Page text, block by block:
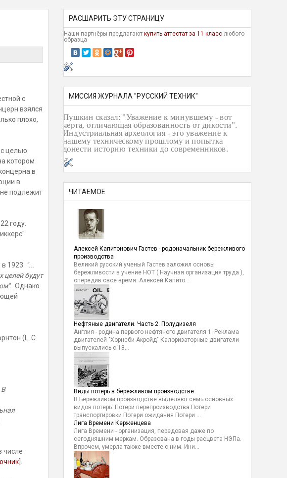
с
взялся
плохо,
целью
котором
в
в
подлежит
году.
1923: "...
будут
Однако
(L. C.
В
числе
РАСШАРИТЬ ЭТУ СТРАНИЦУ
Наши партнёры предлагают купить аттестат за 11 класс любого
образца
МИССИЯ ЖУРНАЛА "РУССКИЙ ТЕХНИК"
Пушкин сказал: "Уважение к минувшему - вот
черта, отличающая образованность от дикости".
Индустриальная археология - это уважение к
нашему техническому прошлому и попытка
донести историю техники до современников.
ЧИТАЕМОЕ
Алексей Капитонович Гастев - родоначальник бережливого
производства
Великий русский ученый Гастев заложил основы
бережливости в учение НОТ ( Научная организация труда ),
опередив свое время. Алексей Капито...
Нефтяные двигатели. Часть 2. Полудизеля
Англия - родина первого нефтяного двигателя 1. Реклама
двигателей "Хорнсби-Акройд" Калоризаторные двигатели
выпускались с 18...
Виды потерь в бережливом производстве
В Бережливом производстве выделяют семь основных
видов потерь: Потери перепроизводства Потери
транспортировки Потери ожидания Потери ...
Лига Времени Керженцева
Лига Времени - организация, передовая даже по
сегодняшним меркам. Образована в годы расцвета НЭПа.
Впрочем, умерла также вместе с ним. Ини...